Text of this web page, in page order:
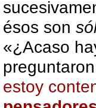
ésos son
«¿Acaso
estoy